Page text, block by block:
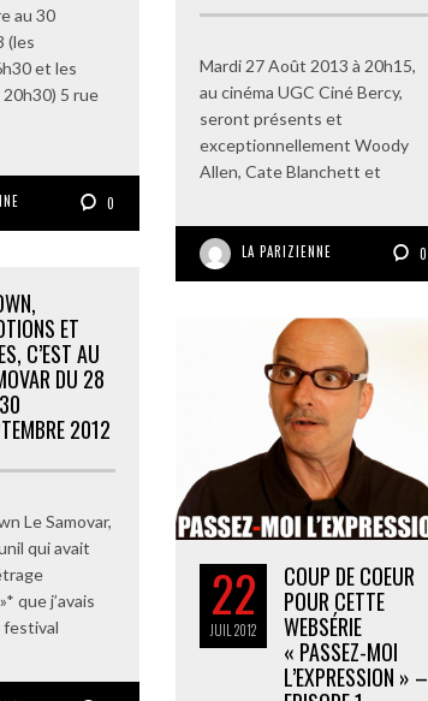
au 30
(les
et les
20h30) 5 rue
0
Mardi 27 Août 2013 à 20h15,
au cinéma UGC Ciné Bercy,
seront présents et
exceptionnellement Woody
Allen, Cate Blanchett et
LA PARIZIENNE 0
ET
C’EST AU
DU 28
2012
Le Samovar,
qui avait
que j’avais
festival
22
JUIL 2012
COUP DE COEUR
POUR CETTE
WEBSÉRIE
« PASSEZ-MOI
L’EXPRESSION » –